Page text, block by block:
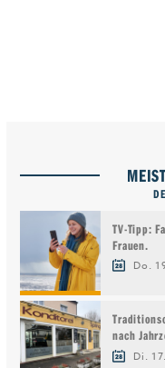
TV-Tipp:
Frauen.
Do.
nach
Di.